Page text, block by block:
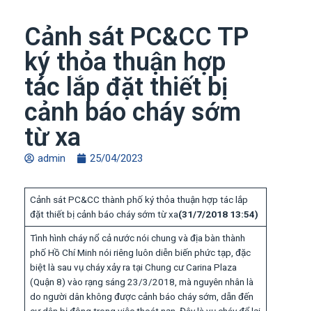
Cảnh sát PC&CC TP
ký thỏa thuận hợp
tác lắp đặt thiết bị
cảnh báo cháy sớm
từ xa
admin 25/04/2023
Cảnh sát PC&CC thành phố ký thỏa thuận hợp tác lắp
đặt thiết bị cảnh báo cháy sớm từ xa(31/7/2018 13:54)
Tình hình cháy nổ cả nước nói chung và địa bàn thành
phố Hồ Chí Minh nói riêng luôn diễn biến phức tạp, đặc
biệt là sau vụ cháy xảy ra tại Chung cư Carina Plaza
(Quận 8) vào rạng sáng 23/3/2018, mà nguyên nhân là
do người dân không được cảnh báo cháy sớm, dẫn đến